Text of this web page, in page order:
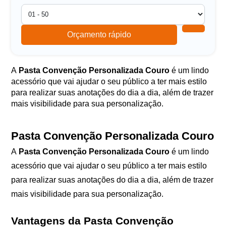
Orçamento rápido
A Pasta Convenção Personalizada Couroé um lindo
acessório que vai ajudar o seu público a ter mais estilo
para realizar suas anotações do dia a dia, além de trazer
mais visibilidade para sua personalização.
Pasta Convenção Personalizada Couro
A Pasta Convenção Personalizada Couroé um lindo
acessório que vai ajudar o seu público a ter mais estilo
para realizar suas anotações do dia a dia, além de trazer
mais visibilidade para sua personalização.
Vantagens da Pasta Convenção